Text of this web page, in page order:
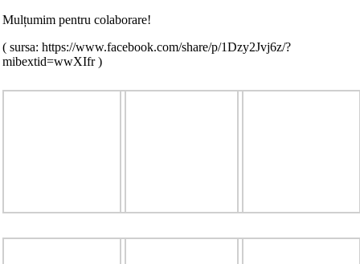
Mulțumim pentru colaborare!
( sursa: https://www.facebook.com/share/p/1Dzy2Jvj6z/?
mibextid=wwXIfr )